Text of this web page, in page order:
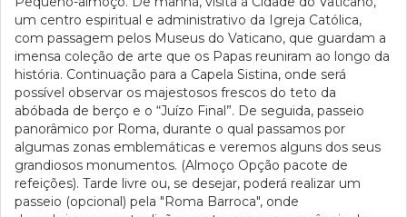
um centro espiritual e administrativo da Igreja Católica,
com passagem pelos Museus do Vaticano, que guardam a
imensa coleção de arte que os Papas reuniram ao longo da
história. Continuação para a Capela Sistina, onde será
possível observar os majestosos frescos do teto da
abóbada de berço e o “Juízo Final”. De seguida, passeio
panorâmico por Roma, durante o qual passamos por
algumas zonas emblemáticas e veremos alguns dos seus
grandiosos monumentos. (Almoço Opção pacote de
refeições). Tarde livre ou, se desejar, poderá realizar um
passeio (opcional) pela "Roma Barroca", onde